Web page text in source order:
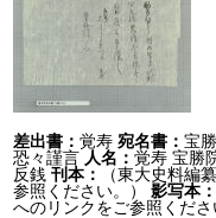
差出書：覚寿 宛名書：宝
恐々謹言 人名：覚寿 宝勝
反銭 刊本：
（東大史料編
参照ください。）
影写本：
へのリンクをご参照くださ